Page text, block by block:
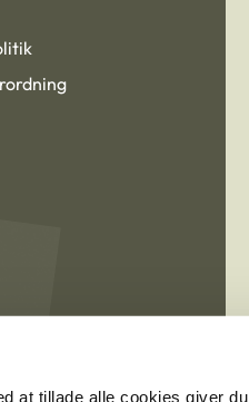
at tillade alle cookies giver du